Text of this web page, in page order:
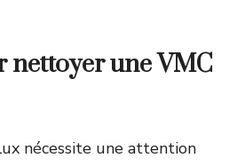
nettoyer une VMC
nécessite une attention